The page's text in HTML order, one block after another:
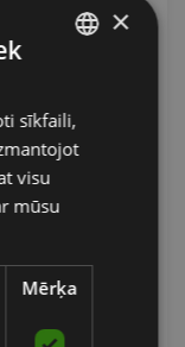
90
ENGLISH
RUSSIAN
×
sīkfaili,
visu
mūsu
Mērķa